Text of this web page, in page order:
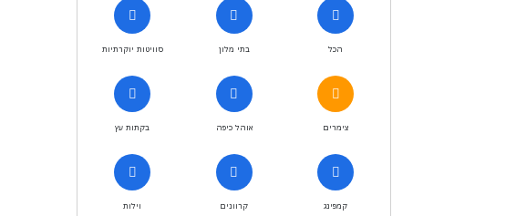
הכל בתי מלון סוויטות יוקרתיות
צימרים אוהל כיפה בקתות עץ
קמפינג קרוונים וילות